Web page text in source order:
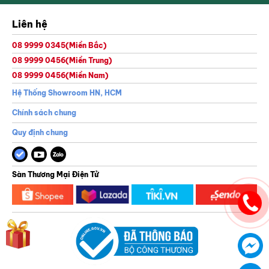
Thông tin của bạn sẽ được bảo mật theo chính sách bảo mật của GreenGolf
Liên hệ
08 9999 0345(Miền Bắc)
08 9999 0456(Miền Trung)
08 9999 0456(Miền Nam)
Hệ Thống Showroom HN, HCM
Chính sách chung
Quy định chung
Sàn Thương Mại Điện Tử